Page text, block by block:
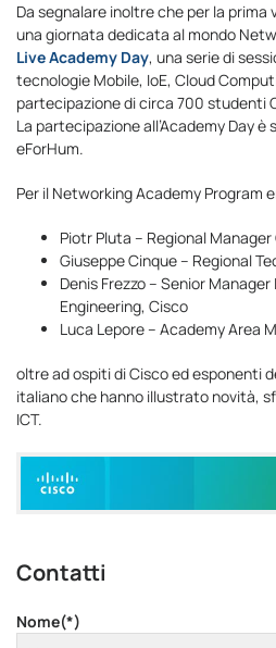
Da segnalare inoltre che per la
una giornata dedicata al mondo
Live Academy Day, una serie di
tecnologie Mobile, IoE, Cloud
partecipazione di circa 700 studenti
La partecipazione all’Academy Day
eForHum.
Per il Networking Academy Program
Piotr Pluta – Regional
Giuseppe Cinque – Regional
Denis Frezzo – Senior
Engineering, Cisco
Luca Lepore – Academy Area
oltre ad ospiti di Cisco ed esponenti
italiano che hanno illustrato novità,
ICT.
Contatti
Nome(*)